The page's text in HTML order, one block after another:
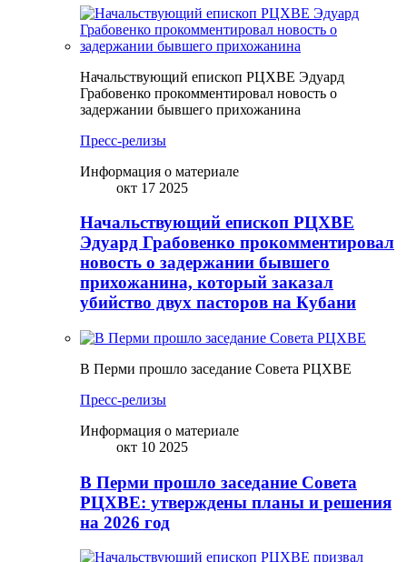
Начальствующий епископ РЦХВЕ Эдуард
Грабовенко прокомментировал новость о
задержании бывшего прихожанина
Пресс-релизы
Информация о материале
окт 17 2025
Начальствующий епископ РЦХВЕ
Эдуард Грабовенко прокомментировал
новость о задержании бывшего
прихожанина, который заказал
убийство двух пасторов на Кубани
В Перми прошло заседание Совета РЦХВЕ
Пресс-релизы
Информация о материале
окт 10 2025
В Перми прошло заседание Совета
РЦХВЕ: утверждены планы и решения
на 2026 год